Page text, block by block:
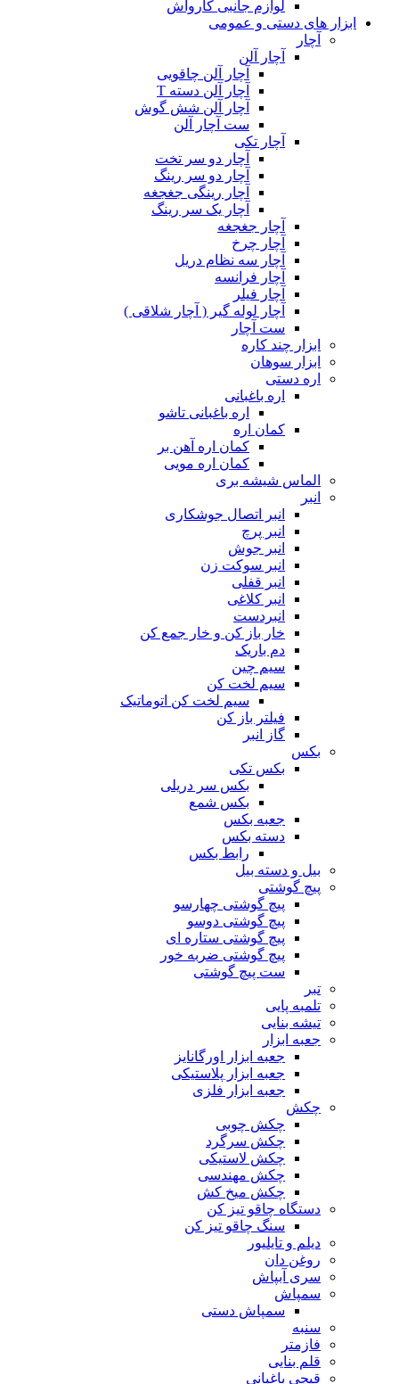
لوازم جانبی کارواش
ابزار های دستی و عمومی
آچار
آچار آلن
آچار آلن چاقویی
آچار آلن دسته T
آچار آلن شش گوش
ست آچار آلن
آچار تکی
آچار دو سر تخت
آچار دو سر رینگ
آچار رینگی جغجغه
آچار یک سر رینگ
آچار جغجغه
آچار چرخ
آچار سه نظام دریل
آچار فرانسه
آچار فیلر
آچار لوله گیر ( آچار شلاقی )
ست آچار
ابزار چند کاره
ابزار سوهان
اره دستی
اره باغبانی
اره باغبانی تاشو
کمان اره
کمان اره آهن بر
کمان اره مویی
الماس شیشه بری
انبر
انبر اتصال جوشکاری
انبر پرچ
انبر جوش
انبر سوکت زن
انبر قفلی
انبر کلاغی
انبردست
خار باز کن و خار جمع کن
دم باریک
سیم چین
سیم لخت کن
سیم لخت کن اتوماتیک
فیلتر باز کن
گاز انبر
بکس
بکس تکی
بکس سر دریلی
بکس شمع
جعبه بکس
دسته بکس
رابط بکس
بیل و دسته بیل
پیچ گوشتی
پیچ گوشتی چهارسو
پیچ گوشتی دوسو
پیچ گوشتی ستاره‌ ای
پیچ گوشتی ضربه خور
ست پیچ گوشتی
تبر
تلمبه پایی
تیشه بنایی
جعبه ابزار
جعبه ابزار اورگانایز
جعبه ابزار پلاستیکی
جعبه ابزار فلزی
چکش
چکش چوبی
چکش سرگرد
چکش لاستیکی
چکش مهندسی
چکش میخ کش
دستگاه چاقو تیز کن
سنگ چاقو تیز کن
دیلم و تایلیور
روغن دان
سری آبپاش
سمپاش
سمپاش دستی
سنبه
فازمتر
قلم بنایی
قیچی باغبانی